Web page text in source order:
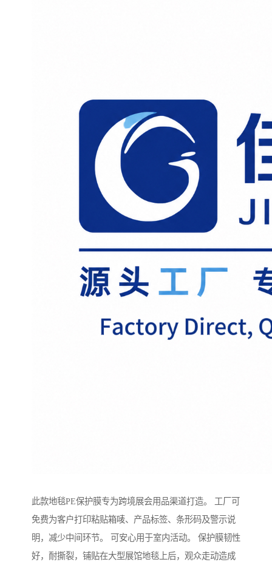
此款地毯PE保护膜专为跨境展会用品渠道打造。 工厂可
免费为客户打印粘贴箱唛、产品标签、条形码及警示说
明，减少中间环节。 可安心用于室内活动。 保护膜韧性
好，耐撕裂，铺贴在大型展馆地毯上后，观众走动造成